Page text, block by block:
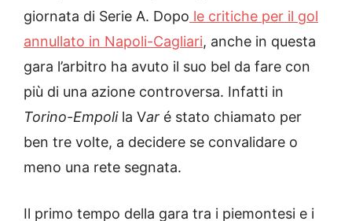
giornata di Serie A. Dopo le critiche per il gol
annullato in Napoli-Cagliari, anche in questa
gara l’arbitro ha avuto il suo bel da fare con
più di una azione controversa. Infatti in
Torino-Empolila Var é stato chiamato per
ben tre volte, a decidere se convalidare o
meno una rete segnata.
Il primo tempo della gara tra i piemontesi e i